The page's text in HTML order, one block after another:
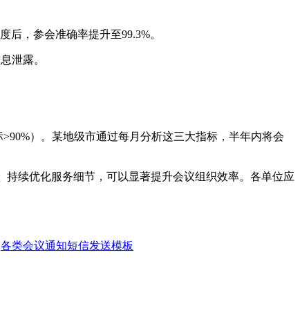
，参会准确率提升至99.3%。
泄露。
）。某地级市通过每月分析这三大指标，半年内将会
续优化服务细节，可以显著提升会议组织效率。各单位应
各类会议通知短信发送模板